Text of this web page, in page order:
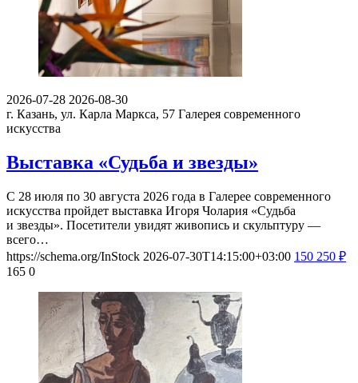
2026-07-28 2026-08-30
г. Казань, ул. Карла Маркса, 57 Галерея современного
искусства
Выставка «Судьба и звезды»
С 28 июля по 30 августа 2026 года в Галерее современного
искусства пройдет выставка Игоря Чолария «Судьба
и звезды». Посетители увидят живопись и скульптуру —
всего…
https://schema.org/InStock 2026-07-30T14:15:00+03:00 150 250 ₽
165 0